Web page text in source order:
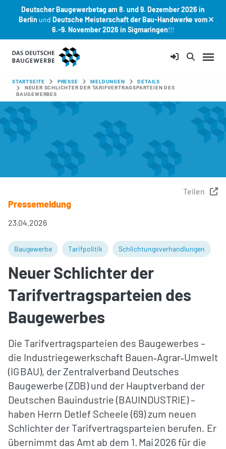
Deutscher Baugewerbetag am 8. und 9. Dezember 2026 in
Berlin und Deutsche Meisterschaft der Bau-Handwerke vom
6.-9. November 2026 in Sigmaringen!!!
Zum Hauptinhalt springen
SIE SIND HIER:
STARTSEITE PRESSE MELDUNGEN
DETAILS
NEUER SCHLICHTER DER TARIFVERTRAGSPARTEIEN DES
BAUGEWERBES
Teilen
Pressemeldung
23.04.2026
Baugewerbe Tarifpolitik Schlichtungsverhandlungen
Neuer Schlichter der
Tarifvertragsparteien des
Baugewerbes
Die Tarifvertragsparteien des Baugewerbes –
die Industriegewerkschaft Bauen‑Agrar‑Umwelt
(IG BAU), der Zentralverband Deutsches
Baugewerbe (ZDB) und der Hauptverband der
Deutschen Bauindustrie (BAUINDUSTRIE) –
haben Herrn Detlef Scheele (69) zum neuen
Schlichter der Tarifvertragsparteien berufen. Er
übernimmt das Amt ab dem 1. Mai 2026 für die